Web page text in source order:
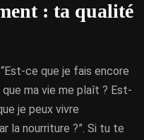
: ta qualité
ce que je fais encore
ma vie me plaît ? Est-
je peux vivre
la nourriture ?”. Si tu te